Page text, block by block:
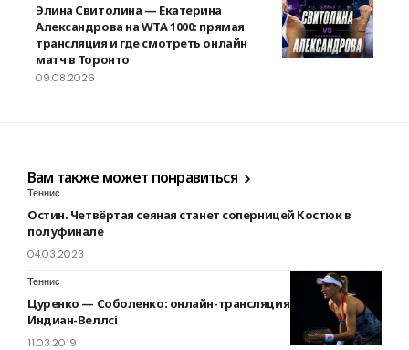
Элина Свитолина — Екатерина
Александрова на WTA 1000: прямая
трансляция и где смотреть онлайн
матч в Торонто
09.08.2026
Вам также может понравиться
Теннис
Остин. Четвёртая сеяная станет соперницей Костюк в
полуфинале
04.03.2023
Теннис
Цуренко — Соболенко: онлайн-трансляция матча в
Индиан-Веллсі
11.03.2019